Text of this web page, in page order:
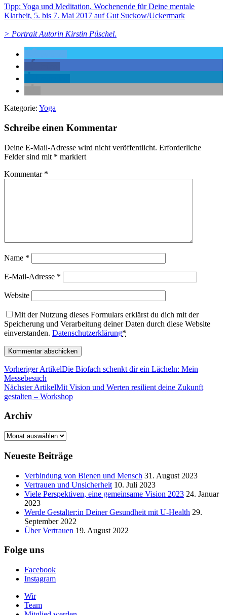
Tipp: Yoga und Meditation. Wochenende für Deine mentale
Klarheit, 5. bis 7. Mai 2017 auf Gut Suckow/Uckermark
> Portrait Autorin Kirstin Püschel.
Kategorie: Yoga
Schreibe einen Kommentar
Deine E-Mail-Adresse wird nicht veröffentlicht. Erforderliche
Felder sind mit * markiert
Kommentar *
Name *
E-Mail-Adresse *
Website
Mit der Nutzung dieses Formulars erklärst du dich mit der
Speicherung und Verarbeitung deiner Daten durch diese Website
einverstanden. Datenschutzerklärung*
Vorheriger ArtikelDie Biofach schenkt dir ein Lächeln: Mein
Messebesuch
Nächster ArtikelMit Vision und Werten resilient deine Zukunft
gestalten – Workshop
Archiv
Archiv
Neueste Beiträge
Verbindung von Bienen und Mensch 31. August 2023
Vertrauen und Unsicherheit 10. Juli 2023
Viele Perspektiven, eine gemeinsame Vision 2023 24. Januar
2023
Werde Gestalter:in Deiner Gesundheit mit U-Health 29.
September 2022
Über Vertrauen 19. August 2022
Folge uns
Facebook
Instagram
Wir
Team